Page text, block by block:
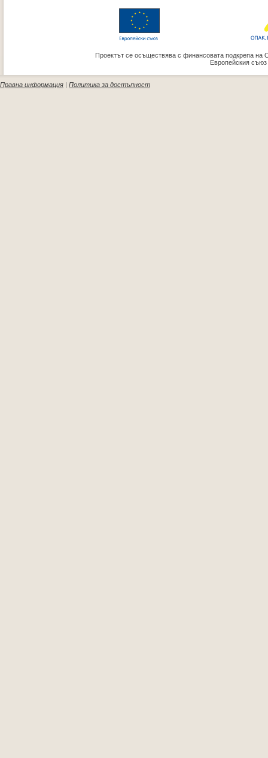
Проектът се осъществява с финансовата подкрепа на
Европейския
Правна информация | Политика за достъпност